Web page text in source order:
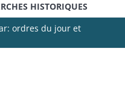
HISTORIQUES
ordres du jour et